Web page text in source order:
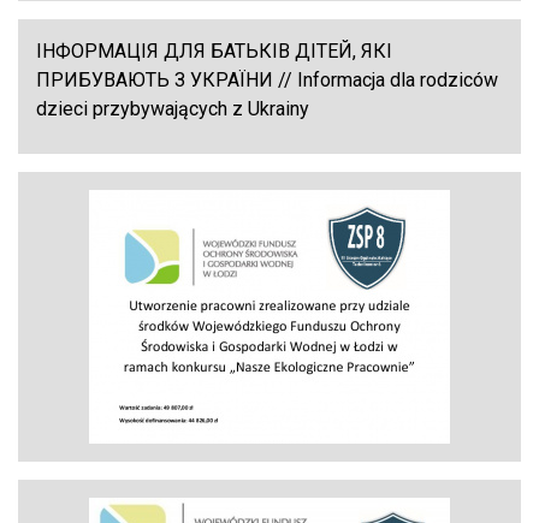
ІНФОРМАЦІЯ ДЛЯ БАТЬКІВ ДІТЕЙ, ЯКІ
ПРИБУВАЮТЬ З УКРАЇНИ // Informacja dla rodziców
dzieci przybywających z Ukrainy